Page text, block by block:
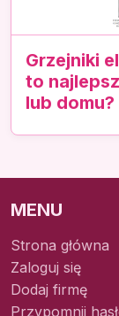
Grzejniki
to
lub domu?
MENU
Strona główna
Zaloguj się
Dodaj firmę
Przypomnij